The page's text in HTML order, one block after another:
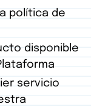
política de
disponible
servicio